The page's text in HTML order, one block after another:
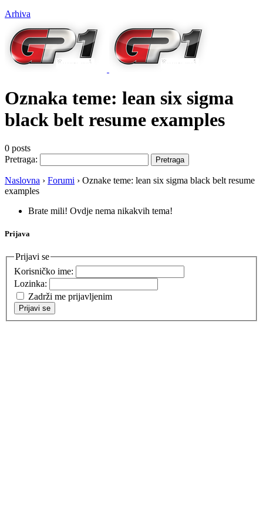
Arhiva
Oznaka teme: lean six sigma
black belt resume examples
0 posts
Pretraga:
Naslovna › Forumi › Oznake teme: lean six sigma black belt resume
examples
Brate mili! Ovdje nema nikakvih tema!
Prijava
Prijavi se
Korisničko ime:
Lozinka:
Zadrži me prijavljenim
Prijavi se